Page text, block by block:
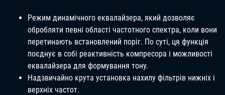
Режим динамічного еквалайзера, який дозволяє
обробляти певні області частотного спектра, коли вони
перетинають встановлений поріг. По суті, ця функція
поєднує в собі реактивність компресора і можливості
еквалайзера для формування тону.
Надзвичайно крута установка нахилу фільтрів нижніх і
верхніх частот.